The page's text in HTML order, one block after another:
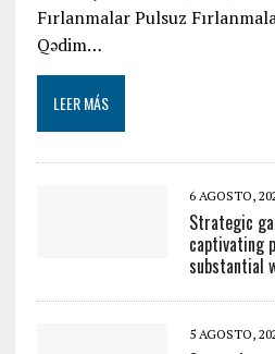
Fırlanmalar Pulsuz
Qədim…
LEER MÁS
6 AGOSTO,
Strategic
captivating
substantial
5 AGOSTO,